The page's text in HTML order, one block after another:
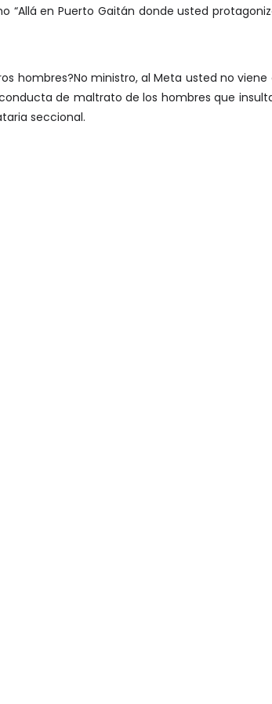
“Allá en Puerto Gaitán donde usted
hombres?No ministro, al Meta usted no
de maltrato de los hombres que
seccional.